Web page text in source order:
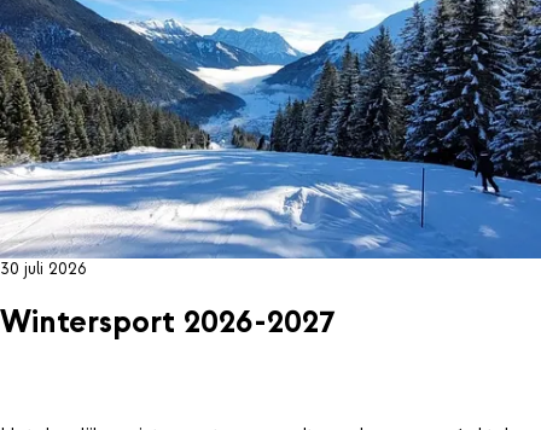
30 juli 2026
Wintersport 2026-2027